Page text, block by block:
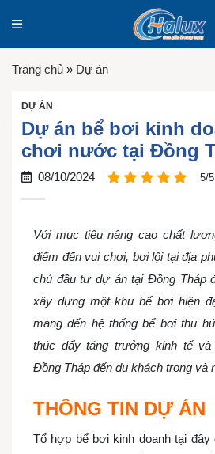
Trang chủ » Dự án
DỰ ÁN
Dự án bể bơi kinh
chơi nước tại Đồng
08/10/2024 5/
Với mục tiêu nâng cao chất
điểm đến vui chơi, bơi lội tại địa
chủ đầu tư dự án tại Đồng Tháp
xây dựng một khu bể bơi hiện
mang đến hệ thống bể bơi thu
thúc đẩy tăng trưởng kinh tế và
Đồng Tháp đến du khách trong và
THÔNG TIN DỰ ÁN
Tổ hợp bể bơi kinh doanh tại